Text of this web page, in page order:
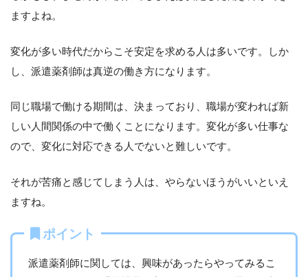
ますよね。
変化が多い時代だからこそ安定を求める人は多いです。しか
し、派遣薬剤師は真逆の働き方になります。
同じ職場で働ける期間は、決まっており、職場が変われば新
しい人間関係の中で働くことになります。変化が多い仕事な
ので、変化に対応できる人でないと難しいです。
それが苦痛と感じてしまう人は、やらないほうがいいといえ
ますね。
ポイント
派遣薬剤師に関しては、興味があったらやってみるこ